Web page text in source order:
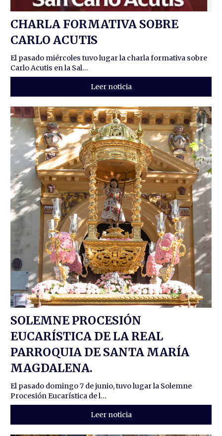
CHARLA FORMATIVA SOBRE
CARLO ACUTIS
El pasado miércoles tuvo lugar la charla formativa sobre
Carlo Acutis en la Sal...
Leer noticia
SOLEMNE PROCESIÓN
EUCARÍSTICA DE LA REAL
PARROQUIA DE SANTA MARÍA
MAGDALENA.
El pasado domingo 7 de junio, tuvo lugar la Solemne
Procesión Eucarística de l...
Leer noticia